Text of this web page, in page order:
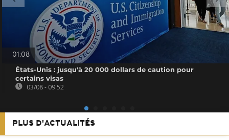
01:08
États-Unis : jusqu'à 20 000 dollars de caution pour
certains visas
03/08 - 09:52
PLUS D'ACTUALITÉS